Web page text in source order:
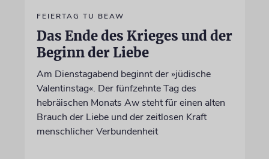
FEIERTAG TU BEAW
Das Ende des Krieges und der
Beginn der Liebe
Am Dienstagabend beginnt der »jüdische
Valentinstag«. Der fünfzehnte Tag des
hebräischen Monats Aw steht für einen alten
Brauch der Liebe und der zeitlosen Kraft
menschlicher Verbundenheit